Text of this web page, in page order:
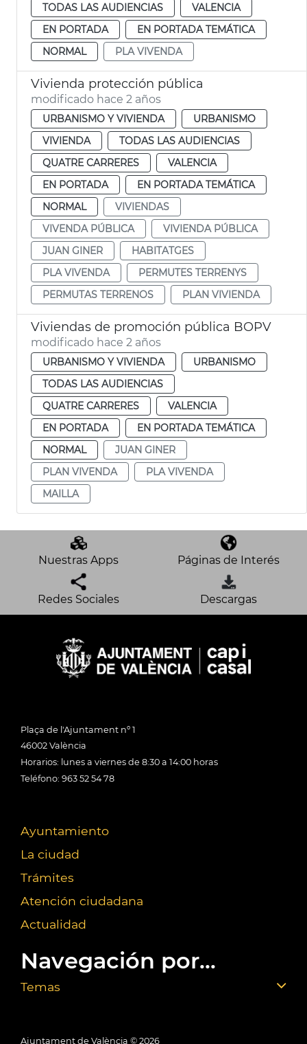
TODAS LAS AUDIENCIAS
VALENCIA
EN PORTADA
EN PORTADA TEMÁTICA
NORMAL
PLA VIVENDA
Vivienda protección pública
modificado hace 2 años
URBANISMO Y VIVIENDA
URBANISMO
VIVIENDA
TODAS LAS AUDIENCIAS
QUATRE CARRERES
VALENCIA
EN PORTADA
EN PORTADA TEMÁTICA
NORMAL
VIVIENDAS
VIVENDA PÚBLICA
VIVIENDA PÚBLICA
JUAN GINER
HABITATGES
PLA VIVENDA
PERMUTES TERRENYS
PERMUTAS TERRENOS
PLAN VIVIENDA
Viviendas de promoción pública BOPV
modificado hace 2 años
URBANISMO Y VIVIENDA
URBANISMO
TODAS LAS AUDIENCIAS
QUATRE CARRERES
VALENCIA
EN PORTADA
EN PORTADA TEMÁTICA
NORMAL
JUAN GINER
PLAN VIVENDA
PLA VIVENDA
MAILLA
Nuestras Apps Páginas de Interés
Redes Sociales Descargas
Plaça de l'Ajuntament nº 1
46002 València
Horarios: lunes a viernes de 8:30 a 14:00 horas
Teléfono: 963 52 54 78
Ayuntamiento
La ciudad
Trámites
Atención ciudadana
Actualidad
Navegación por...
Temas
Ajuntament de València © 2026